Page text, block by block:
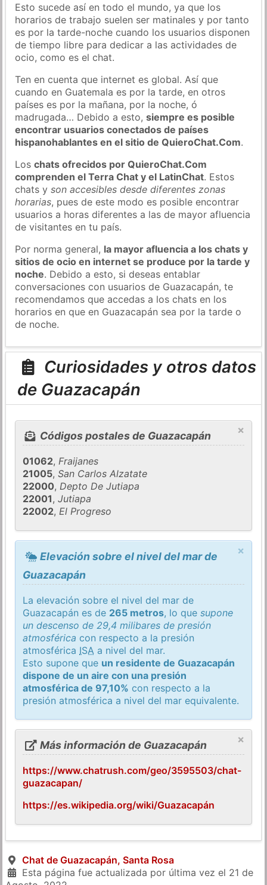
Esto sucede así en todo el mundo, ya que los
horarios de trabajo suelen ser matinales y por tanto
es por la tarde-noche cuando los usuarios disponen
de tiempo libre para dedicar a las actividades de
ocio, como es el chat.
Ten en cuenta que internet es global. Así que
cuando en Guatemala es por la tarde, en otros
países es por la mañana, por la noche, ó
madrugada… Debido a esto,siempre es posible
encontrar usuarios conectados de países
hispanohablantes en el sitio de QuieroChat.Com.
Loschats ofrecidos por QuieroChat.Com
comprenden el Terra Chat y el LatinChat. Estos
chats yson accesibles desde diferentes zonas
horarias, pues de este modo es posible encontrar
usuarios a horas diferentes a las de mayor afluencia
de visitantes en tu país.
Por norma general, la mayor afluencia a los chats y
sitios de ocio en internet se produce por la tarde y
noche. Debido a esto, si deseas entablar
conversaciones con usuarios de Guazacapán, te
recomendamos que accedas a los chats en los
horarios en que en Guazacapán sea por la tarde o
de noche.
Curiosidades y otros datos
de Guazacapán
×
Códigos postales de Guazacapán
01062,Fraijanes
21005,San Carlos Alzatate
22000,Depto De Jutiapa
22001,Jutiapa
22002,El Progreso
×
Elevación sobre el nivel del mar de
Guazacapán
La elevación sobre el nivel del mar de
Guazacapán es de 265 metros, lo quesupone
un descenso de 29,4 milibares de presión
atmosférica con respecto a la presión
atmosférica ISA a nivel del mar.
Esto supone que un residente de Guazacapán
dispone de un aire con una presión
atmosférica de 97,10% con respecto a la
presión atmosférica a nivel del mar equivalente.
×
Más información de Guazacapán
https://www.chatrush.com/geo/3595503/chat-
guazacapan/
https://es.wikipedia.org/wiki/Guazacapán
Chat de Guazacapán, Santa Rosa
Esta página fue actualizada por última vez el 21 de